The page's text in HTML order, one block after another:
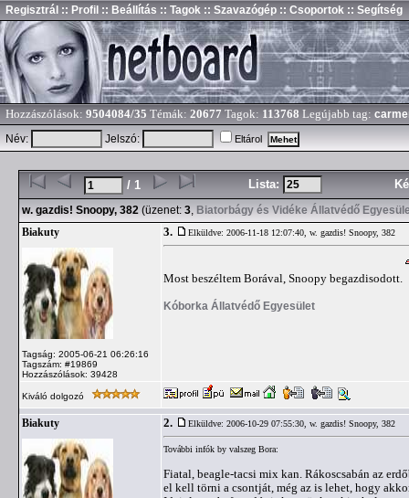
Regisztrál :: Profil :: Beállítás :: Tagok :: Szavazógép :: Csoportok :: Segítség
Hozzászólások: 9504084/35 Témák: 20677 Tagok: 113768 Legújabb tag:
Név:
Jelszó: Eltárol
/ 1 Lista:
w. gazdis! Snoopy, 382 (üzenet: 3, Biatorbágy és Vidéke Állatvédő
Biakuty
Tagság: 2005-06-21 06:26:16
Tagszám: #19869
Hozzászólások: 39428
3. Elküldve: 2006-11-18 12:07:40, w. gazdis! Snoopy, 382
Most beszéltem Borával, Snoopy begazdisodott.
Kóborka Állatvédő Egyesület
Kiváló dolgozó
Biakuty 2. Elküldve: 2006-10-29 07:55:30, w. gazdis! Snoopy, 382
További infók by valszeg Bora:
Fiatal, beagle-tacsi mix kan. Rákoscsabán az
el kell törni a csontját, még az is lehet, hogy